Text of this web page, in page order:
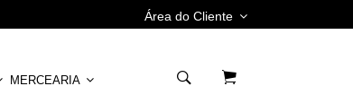
Área do Cliente
MERCEARIA